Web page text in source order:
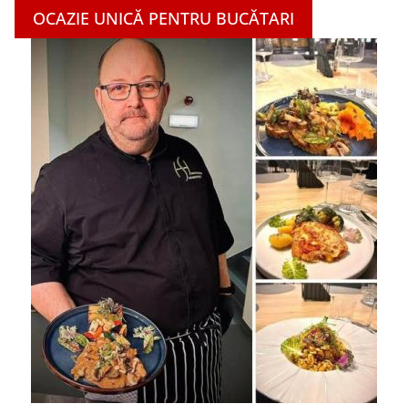
OCAZIE UNICĂ PENTRU BUCĂTARI